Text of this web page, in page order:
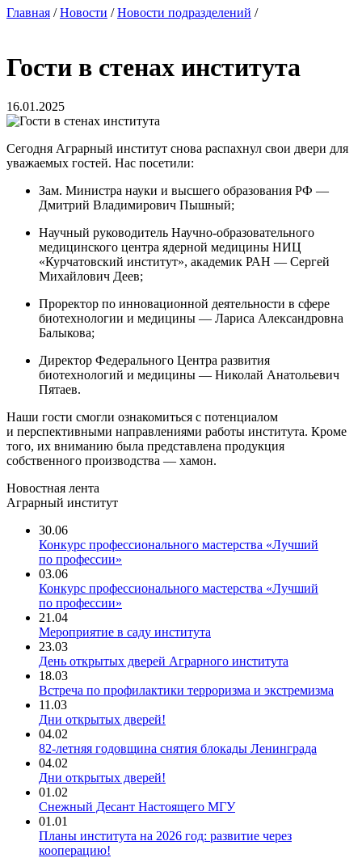
Главная /Новости /Новости подразделений /
Гости в стенах института
16.01.2025
Сегодня Аграрный институт снова распахнул свои двери для
уважаемых гостей. Нас посетили:
Зам. Министра науки и высшего образования РФ —
Дмитрий Владимирович Пышный;
Научный руководитель Научно-образовательного
медицинского центра ядерной медицины НИЦ
«Курчатовский институт», академик РАН — Сергей
Михайлович Деев;
Проректор по инновационной деятельности в сфере
биотехнологии и медицины — Лариса Александровна
Балыкова;
Директор Федерального Центра развития
биотехнологий и медицины — Николай Анатольевич
Пятаев.
Наши гости смогли ознакомиться с потенциалом
и перспективными направлениями работы института. Кроме
того, их вниманию была представлена продукция
собственного производства — хамон.
Новостная лента
Аграрный институт
30.06
Конкурс профессионального мастерства «Лучший
по профессии»
03.06
Конкурс профессионального мастерства «Лучший
по профессии»
21.04
Мероприятие в саду института
23.03
День открытых дверей Аграрного института
18.03
Встреча по профилактики терроризма и экстремизма
11.03
Дни открытых дверей!
04.02
82-летняя годовщина снятия блокады Ленинграда
04.02
Дни открытых дверей!
01.02
Снежный Десант Настоящего МГУ
01.01
‎Планы института на 2026 год: развитие через
кооперацию!